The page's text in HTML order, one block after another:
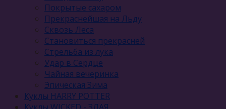
Покрытые сахаром
Прекраснейшая на Льду
Сквозь Леса
Становиться прекрасней
Стрельба из лука
Удар в Сердце
Чайная вечеринка
Эпическая Зима
Куклы HARRY POTTER